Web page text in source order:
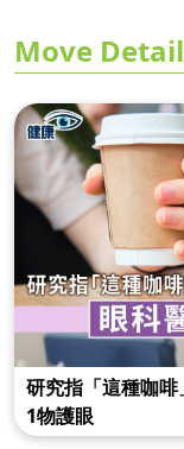
Move
研究指「這種咖
1物護眼